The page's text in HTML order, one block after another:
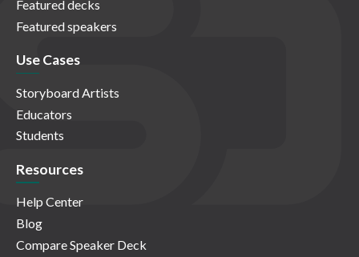
Featured decks
Featured speakers
Use Cases
Storyboard Artists
Educators
Students
Resources
Help Center
Blog
Compare Speaker Deck